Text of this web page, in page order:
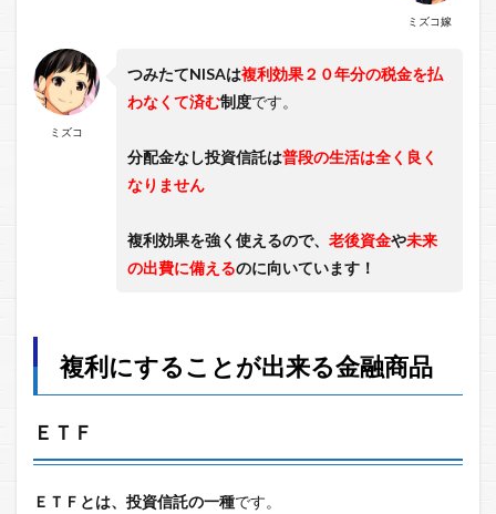
ミズコ嫁
ミズコ
つみたてNISAは複利効果２０年分の税金を払
わなくて済む制度です。
分配金なし投資信託は普段の生活は全く良く
なりません
複利効果を強く使えるので、 老後資金や未来
の出費に備えるのに向いています！
複利 にすることが出来る金融商品
ＥＴＦ
ＥＴＦとは、投資信託の一種です。